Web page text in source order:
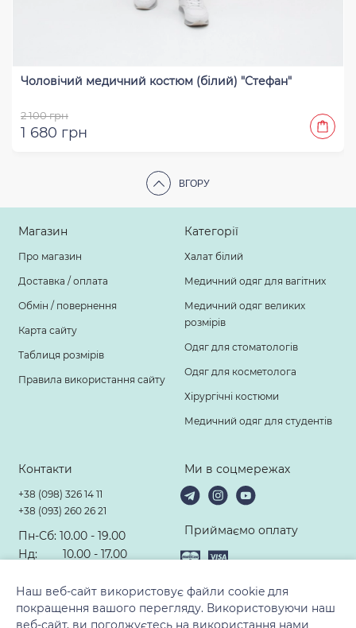
Чоловічий медичний костюм (білий) "Стефан"
2 100 грн
1 680 грн
ВГОРУ
Магазин
Про магазин
Доставка / оплата
Обмін / повернення
Карта сайту
Таблиця розмірів
Правила використання сайту
Категорії
Халат білий
Медичний одяг для вагітних
Медичний одяг великих
розмірів
Одяг для стоматологів
Одяг для косметолога
Хірургічні костюми
Медичний одяг для студентів
Контакти
+38 (098) 326 14 11
+38 (093) 260 26 21
Пн-Сб: 10.00 - 19.00
Нд: 10.00 - 17.00
Ми в соцмережах
Приймаємо оплату
Наш веб-сайт використовує файли cookie для
покращення вашого перегляду. Використовуючи наш
веб-сайт, ви погоджуєтесь на використання нами